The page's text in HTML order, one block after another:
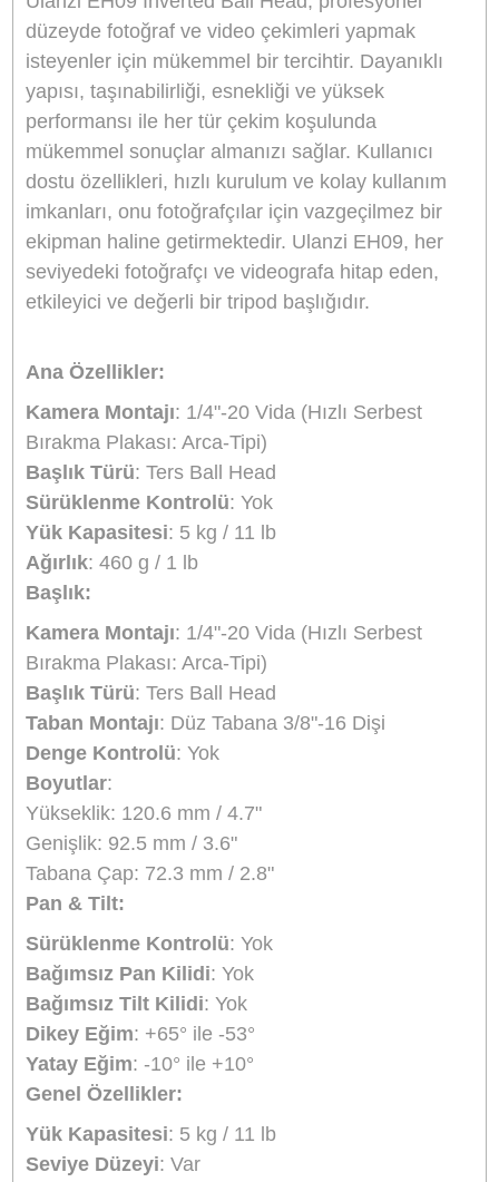
Yük Kapasitesi ve Denge
Başlık, 5 kg’a kadar taşıma kapasitesine sahip
olup, DSLR kameralar, aynasız kameralar ve
video kameraları gibi çeşitli ekipmanlarla
uyumludur. Bu yüksek taşıma kapasitesi,
fotoğrafçılara daha ağır ekipmanları güvenle
kullanabilme imkânı tanır. Ayrıca, başlığın
tasarımında, dengeyi artırmak için özel bir
yer verilmiştir. Bu sayede, her tür çekimde
daha net sonuçlar elde edilmesine olanak tanır.
Kompakt ve Taşınabilir
Ulanzi EH09’un en önemli avantajlarından biri,
taşınabilirliğidir. Hafif yapısı ve kompakt
sayesinde, dış mekan çekimleri ve seyahatler
oldukça uygun bir üründür. Fotoğrafçılar ve
videograflar, kolayca yanlarında taşıyabilir,
mekanlarda hızlı bir şekilde kurulum
Katlanabilir tasarımı, küçük bir çantaya sığacak
kadar yer kaplar, bu da taşınabilirliği artıran bir
diğer faktördür.
Fiyat ve Değer
Ulanzi EH09 Inverted Ball Head, sunduğu
kaliteli özellikler ve esneklik ile profesyonel
fotoğrafçılık ve videografi için oldukça uygun
bir seçenektir. Bu başlık, genellikle daha pahalı
modellerin sunduğu performansı, daha uygun
fiyatla sunmaktadır. Fotoğrafçılar ve
yüksek performanslı bir tripod başlığının
gerektirdiği tüm özelliklere bu ürünle sahip
böylece bütçelerini zorlamadan kaliteli çekimler
Sonuç